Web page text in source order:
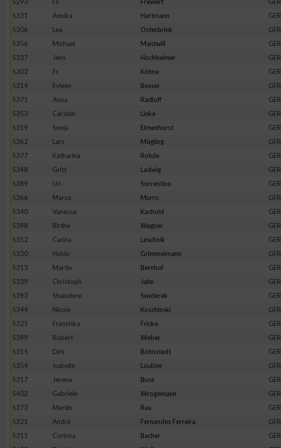
5331
Annika Hartmann GER
5306
Lea Osterbrink GER
5356
Michael Mantwill GER
5337
Jens Hochheimer GER
5302
Fr. Köhne GER
5314
Eyleen Besser GER
5371
Anna Radloff GER
5353
Carsten Linke GER
5319
Sonja Elmenhorst GER
5362
Lars Mögling GER
5377
Katharina Rohde GER
5348
Gritt Ladwig GER
5389
Uri Sorrentino GER
5366
Marco Murro GER
5340
Vanessa Kachold GER
5398
Birthe Wagner GER
5352
Carina Leschnik GER
5330
Heide Grimmelmann GER
5313
Martin Bernhof GER
5339
Christoph Jahn GER
5393
Shaindere Swiderek GER
5344
Nicole Koschinski GER
5325
Franziska Fricke GER
5399
Robert Weber GER
5315
Dirk Böhnstedt GER
5354
Isabelle Loubier GER
5317
Jerena Buse GER
5402
Gabriele Wrogemann GER
5373
Martin Rau GER
5321
André Fernandes Ferreira GER
5311
Corinna Bacher GER
Erstellung von Profilen zur Personalisierung von Inhalten
Messung der Werbeleistung
Messung der Performance von Inhalten
Analyse von Zielgruppen durch Statistiken oder Kombinationen von Daten aus
Entwicklung und Verbesserung der Angebote
IAB-Besonderheiten:
Geräte anhand von aktiv angeforderten Informationen identifizieren
Nicht-IAB-Verarbeitungszwecke:
Notwendig
Performance
Funktional